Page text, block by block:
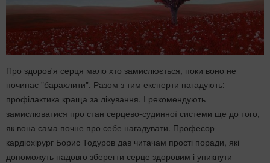
Про здоров'я серця мало хто замислюється, поки воно не
починає "барахлити". Разом з тим експерти нагадують:
профілактика краща за лікування. І рекомендують
замислюватися про стан серцево-судинної системи ще до того,
як вона сама почне про себе нагадувати. Професор-
кардіохірург Борис Тодуров дав читачам прості поради, які
допоможуть надовго зберегти серце здоровим і уникнути